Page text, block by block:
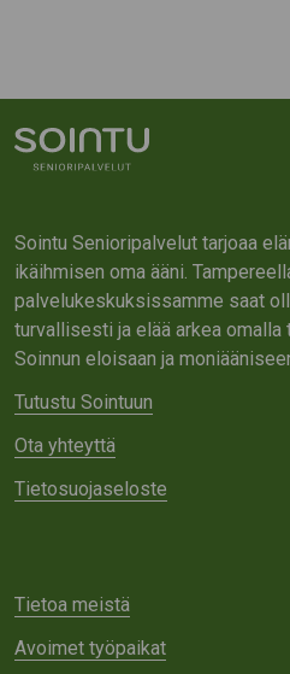
Sointu Senioripalvelut tarjoaa
ikäihmisen oma ääni.
palvelukeskuksissamme saat
turvallisesti ja elää arkea omalla
Soinnun eloisaan ja
Tutustu Sointuun
Ota yhteyttä
Tietosuojaseloste
Tietoa meistä
Avoimet työpaikat